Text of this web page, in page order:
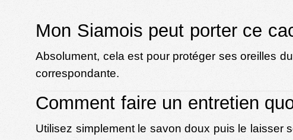
Mon Siamois peut porter ce
Absolument, cela est pour protéger ses oreilles
correspondante.
Comment faire un entretien
Utilisez simplement le savon doux puis le laisser